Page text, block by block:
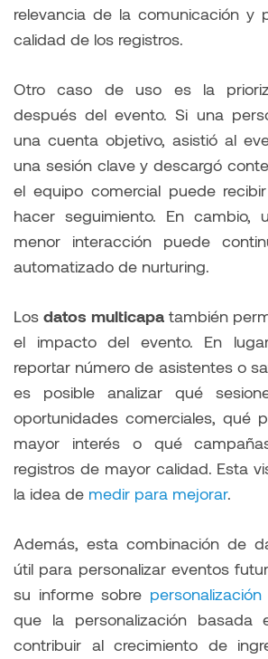
relevancia de la comunicación y
calidad de los registros.
Otro caso de uso es la
después del evento. Si una
una cuenta objetivo, asistió al
una sesión clave y descargó
el equipo comercial puede
hacer seguimiento. En cambio,
menor interacción puede
automatizado de nurturing.
Losdatos multicapatambién
el impacto del evento. En
reportar número de asistentes o
es posible analizar qué
oportunidades comerciales, qué
mayor interés o qué
registros de mayor calidad. Esta
la idea de medir para mejorar.
Además, esta combinación de
útil para personalizar eventos
su informe sobre
que la personalización basada
contribuir al crecimiento de